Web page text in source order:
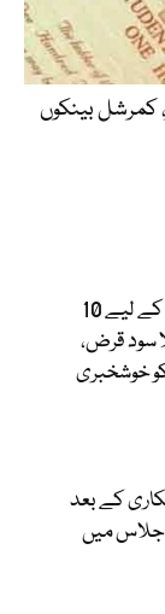
بیرون ملک جانے کے لیے 10
سود قرض،
خوشخبری
کے بعد
میں
کمرشل بینکوں